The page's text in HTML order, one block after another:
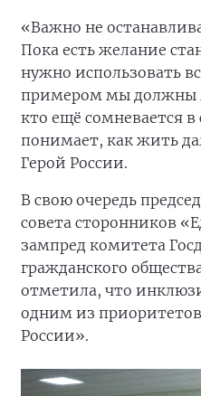
«Важно не
Пока есть желание
нужно использовать
примером мы должны
кто ещё сомневается в
понимает, как жить
Герой России.
В свою очередь
совета сторонников
зампред комитета
гражданского
отметила, что
одним из
России».